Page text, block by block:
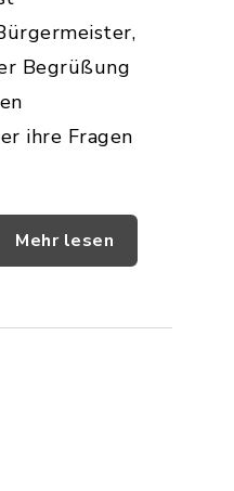
Begrüßung
ihre Fragen
Mehr lesen